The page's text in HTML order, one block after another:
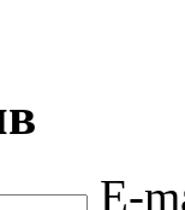
E-